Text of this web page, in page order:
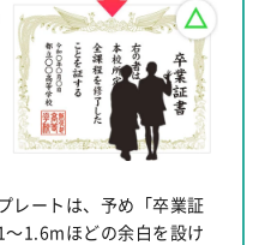
レートは、予め「卒業証
1.6mほどの余白を設け